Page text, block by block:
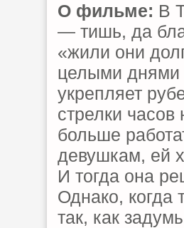
О фильме: В
— тишь, да
«жили они
целыми днями
укрепляет
стрелки
больше
девушкам, ей
И тогда она
Однако, когда
так, как